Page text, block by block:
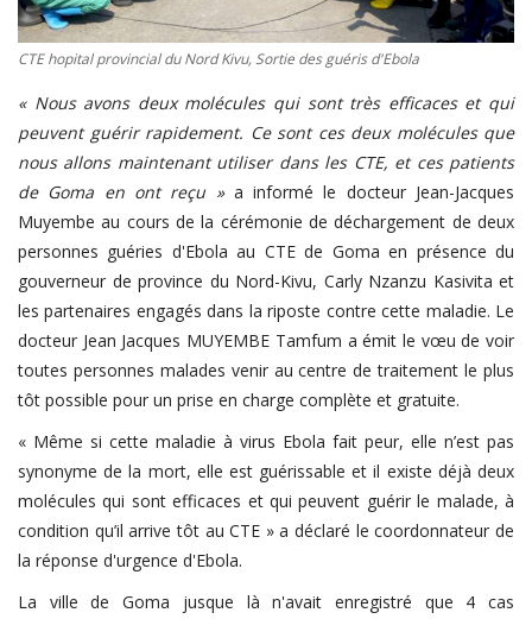
CTE hopital provincial du Nord Kivu, Sortie des guéris d'Ebola
« Nous avons deux molécules qui sont très efficaces et qui
peuvent guérir rapidement. Ce sont ces deux molécules que
nous allons maintenant utiliser dans les CTE, et ces patients
de Goma en ont reçu »a informé le docteur Jean-Jacques
Muyembe au cours de la cérémonie de déchargement de deux
personnes guéries d'Ebola au CTE de Goma en présence du
gouverneur de province du Nord-Kivu, Carly Nzanzu Kasivita et
les partenaires engagés dans la riposte contre cette maladie. Le
docteur Jean Jacques MUYEMBE Tamfum a émit le vœu de voir
toutes personnes malades venir au centre de traitement le plus
tôt possible pour un prise en charge complète et gratuite.
« Même si cette maladie à virus Ebola fait peur, elle n’est pas
synonyme de la mort, elle est guérissable et il existe déjà deux
molécules qui sont efficaces et qui peuvent guérir le malade, à
condition qu’il arrive tôt au CTE » a déclaré le coordonnateur de
la réponse d'urgence d'Ebola.
La ville de Goma jusque là n'avait enregistré que 4 cas